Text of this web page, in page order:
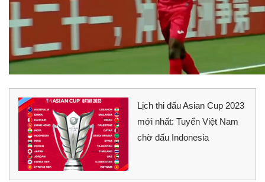
Lịch thi đấu Asian Cup 2023
mới nhất: Tuyển Việt Nam
chờ đấu Indonesia